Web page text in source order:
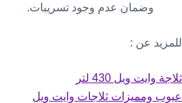
وضمان عدم وجود تسريبات.
للمزيد عن :
ثلاجة وايت ويل 430 لتر
عيوب ومميزات ثلاجات وايت ويل